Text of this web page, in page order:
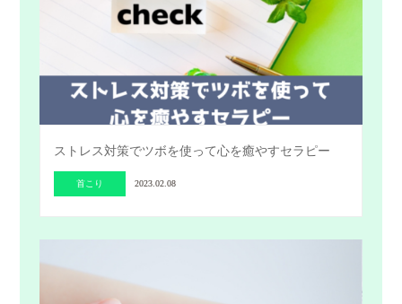
ストレス対策でツボを使って心を癒やすセラピー
首こり 2023.02.08